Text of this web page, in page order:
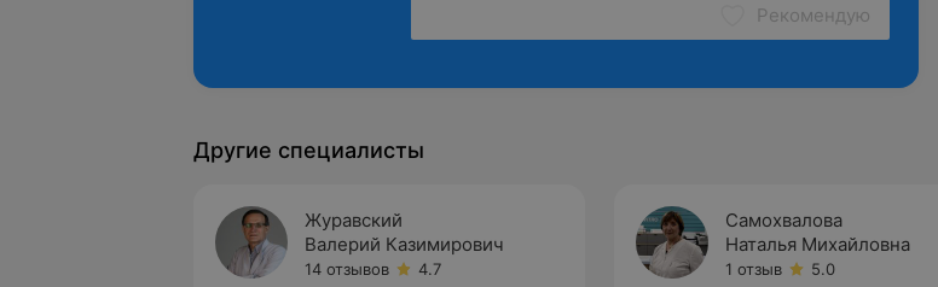
Рекомендую
Другие специалисты
Журавский
Валерий Казимирович
14 отзывов 4.7
Самохвалова
Наталья Михайловна
1 отзыв 5.0